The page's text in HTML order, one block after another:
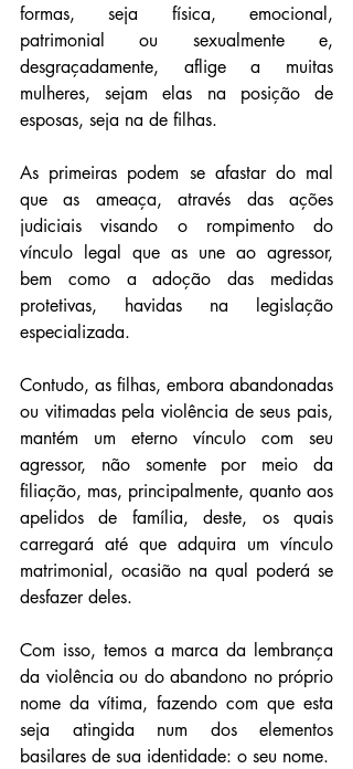
formas, seja física, emocional,
patrimonial ou sexualmente e,
desgraçadamente, aflige a muitas
mulheres, sejam elas na posição de
esposas, seja na de filhas.
As primeiras podem se afastar do mal
que as ameaça, através das ações
judiciais visando o rompimento do
vínculo legal que as une ao agressor,
bem como a adoção das medidas
protetivas, havidas na legislação
especializada.
Contudo, as filhas, embora abandonadas
ou vitimadas pela violência de seus pais,
mantém um eterno vínculo com seu
agressor, não somente por meio da
filiação, mas, principalmente, quanto aos
apelidos de família, deste, os quais
carregará até que adquira um vínculo
matrimonial, ocasião na qual poderá se
desfazer deles.
Com isso, temos a marca da lembrança
da violência ou do abandono no próprio
nome da vítima, fazendo com que esta
seja atingida num dos elementos
basilares de sua identidade: o seu nome.